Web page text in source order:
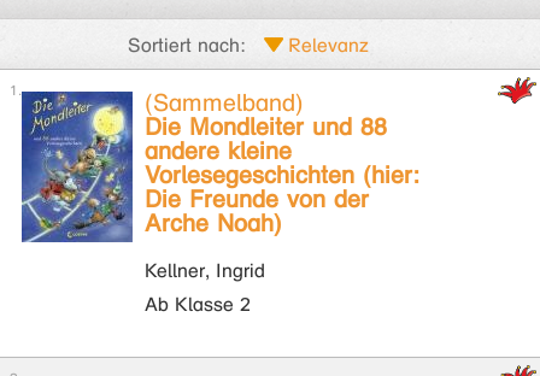
Sortiert nach:
(Sammelband)
Die Mondleiter und 88
andere kleine
Vorlesegeschichten (hier:
Die Freunde von der
Arche Noah)
Kellner, Ingrid
Ab Klasse 2